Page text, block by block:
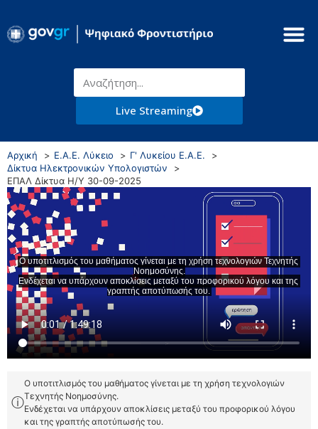
Live Streaming
Αρχική Ε.Α.Ε. Λύκειο
Γ' Λυκείου Ε.Α.Ε.
Δίκτυα Ηλεκτρονικών Υπολογιστών
ΕΠΑΛ Δίκτυα Η/Υ 30-09-2025
ⓘ
Ο υποτιτλισμός του μαθήματος γίνεται με τη χρήση τεχνολογιών
Τεχνητής Νοημοσύνης.
Ενδέχεται να υπάρχουν αποκλίσεις μεταξύ του προφορικού λόγου
και της γραπτής αποτύπωσής του.